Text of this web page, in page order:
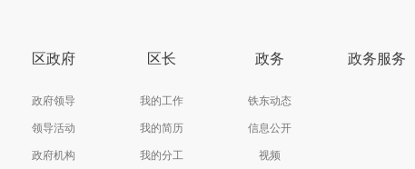
区政府
政府领导
领导活动
政府机构
区长
我的工作
我的简历
我的分工
政务
铁东动态
信息公开
视频
政务服务